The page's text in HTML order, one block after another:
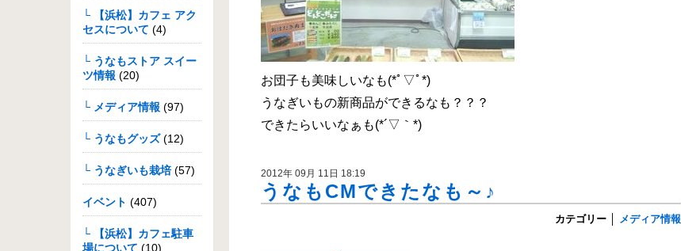
└ 【浜松】カフェ アク
セスについて (4)
└ うなもストア スイー
ツ情報 (20)
└ メディア情報 (97)
└ うなもグッズ(12)
└ うなぎいも栽培(57)
イベント (407)
└ 【浜松】カフェ駐車
場について (10)
お団子も美味しいなも(*ﾟ▽ﾟ*)
うなぎいもの新商品ができるなも？？？
できたらいいなぁも(*´▽｀*)
2012年 09月 11日 18:19
うなもCMできたなも～♪
カテゴリー メディア情報